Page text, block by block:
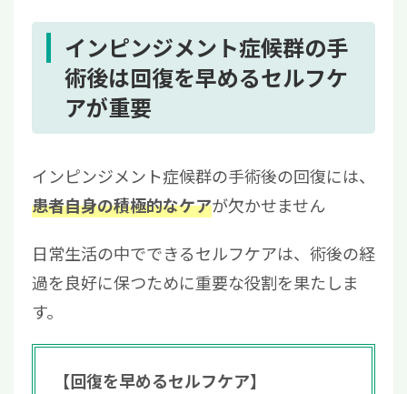
インピンジメント症候群の手
術後は回復を早めるセルフケ
アが重要
インピンジメント症候群の手術後の回復には、
患者自身の積極的なケアが欠かせません
日常生活の中でできるセルフケアは、術後の経
過を良好に保つために重要な役割を果たしま
す。
【回復を早めるセルフケア】